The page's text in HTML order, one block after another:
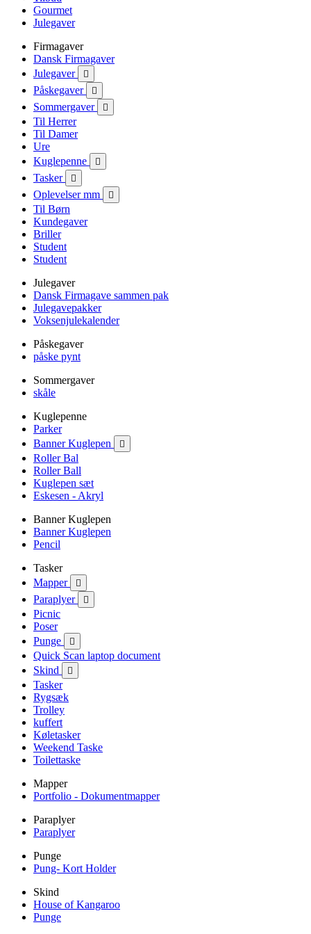
Gourmet
Julegaver
Firmagaver
Dansk Firmagaver
Julegaver

Påskegaver 
Sommergaver 
Til Herrer
Til Damer
Ure
Kuglepenne

Tasker 
Oplevelser mm 
Til Børn
Kundegaver
Briller
Student
Student
Julegaver
Dansk Firmagave sammen pak
Julegavepakker
Voksenjulekalender
Påskegaver
påske pynt
Sommergaver
skåle
Kuglepenne
Parker
Banner Kuglepen

Roller Bal
Roller Ball
Kuglepen sæt
Eskesen - Akryl
Banner Kuglepen
Banner Kuglepen
Pencil
Tasker
Mapper

Paraplyer 
Picnic
Poser
Punge

Quick Scan laptop document
Skind

Tasker
Rygsæk
Trolley
kuffert
Køletasker
Weekend Taske
Toilettaske
Mapper
Portfolio - Dokumentmapper
Paraplyer
Paraplyer
Punge
Pung- Kort Holder
Skind
House of Kangaroo
Punge